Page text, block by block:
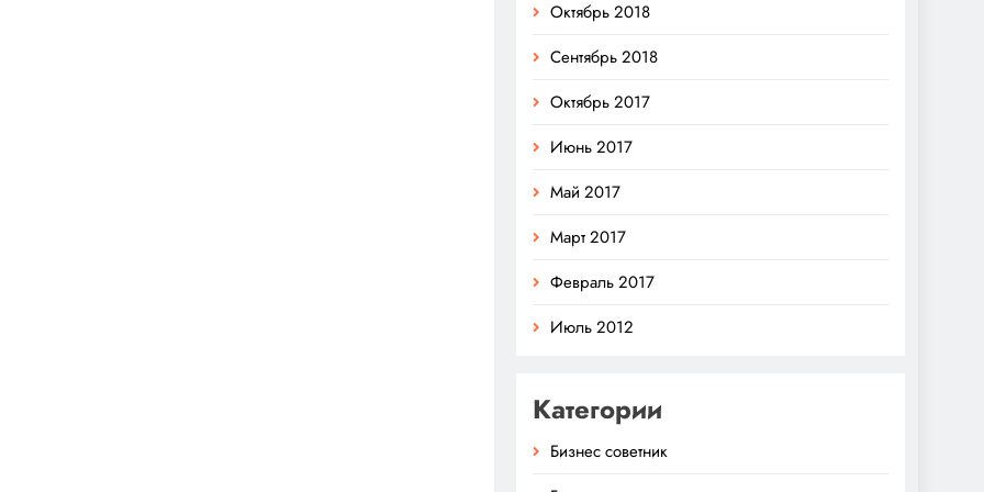
Октябрь 2018
Сентябрь 2018
Октябрь 2017
Июнь 2017
Май 2017
Март 2017
Февраль 2017
Июль 2012
Категории
Бизнес советник